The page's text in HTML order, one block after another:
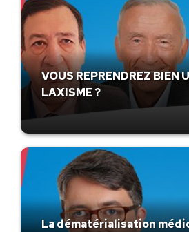
VOUS REPRENDREZ BIEN
LAXISME ?
La dématérialisation